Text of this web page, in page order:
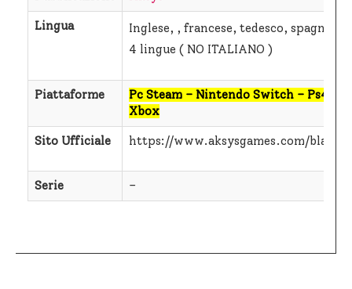
Lingua
Inglese, , francese, tedesco, spagnolo
4 lingue ( NO ITALIANO )
Piattaforme
Pc Steam – Nintendo Switch – Ps4/
Xbox
Sito Ufficiale https://www.aksysgames.com/
Serie –